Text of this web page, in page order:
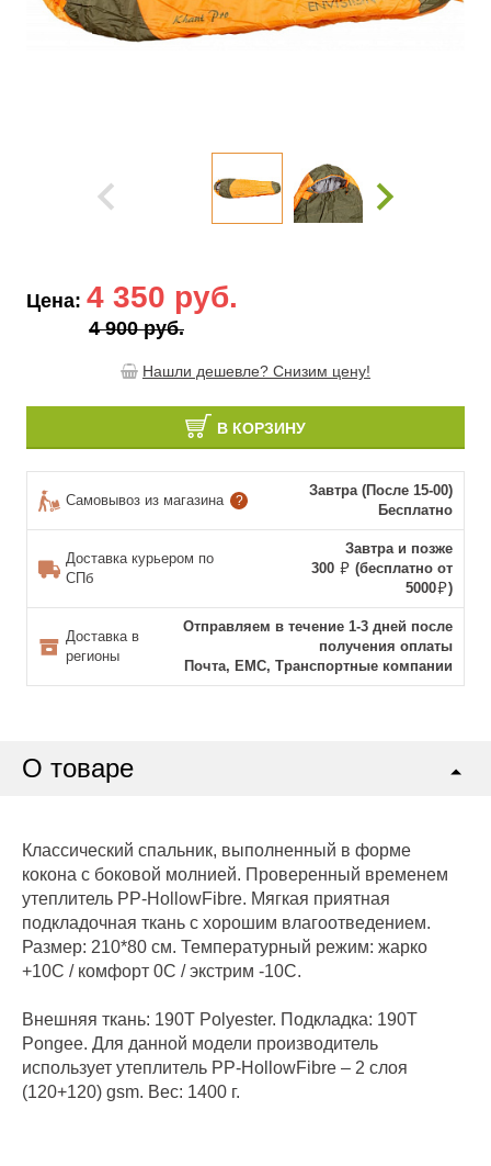
Цена: 4 350 руб.
4 900 руб.
Нашли дешевле? Снизим цену!
В КОРЗИНУ
Самовывоз из магазина ?
Завтра (После 15-00)
Бесплатно
Доставка курьером по
СПб
Завтра и позже
300
(бесплатно от
5000
)
Доставка в
регионы
Отправляем в течение 1-3 дней после
получения оплаты
Почта, ЕМС, Транспортные компании
О товаре
Классический спальник, выполненный в форме
кокона с боковой молнией. Проверенный временем
утеплитель PP-HollowFibre. Мягкая приятная
подкладочная ткань с хорошим влагоотведением.
Размер: 210*80 см. Температурный режим: жарко
+10С / комфорт 0С / экстрим -10С.
Внешняя ткань: 190T Polyester. Подкладка: 190T
Pongee. Для данной модели производитель
использует утеплитель PP-HollowFibre – 2 слоя
(120+120) gsm. Вес: 1400 г.